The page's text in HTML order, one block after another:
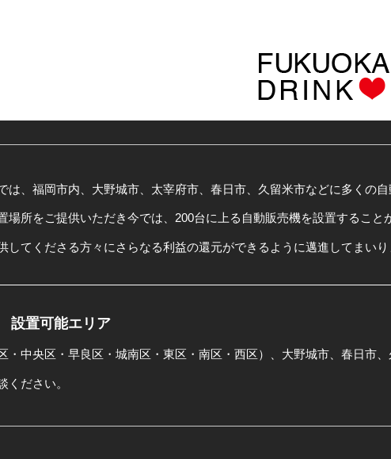
は、福岡市内、大野城市、太宰府市、春日市、久留米市などに多くの自
場所をご提供いただき今では、200台に上る自動販売機を設置すること
してくださる方々にさらなる利益の還元ができるように邁進してまいり
設置可能エリア
・中央区・早良区・城南区・東区・南区・西区）、大野城市、春日市
ください。